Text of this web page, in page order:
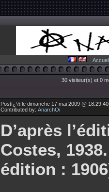
Accueil
30 visiteur(s) et 0
Postï¿½ le dimanche 17 mai 2009 @
Contributed by: AnarchOi
D’après
Costes,
édition :